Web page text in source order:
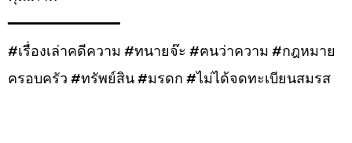
━━━━━━━━━━━━━
#เรื่องเล่าคดีความ #ทนายจ๊ะ #ฅนว่าความ #กฎหมาย
ครอบครัว #ทรัพย์สิน #มรดก #ไม่ได้จดทะเบียนสมรส